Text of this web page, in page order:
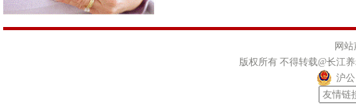
网
版权所有 不得转载@长江
沪公